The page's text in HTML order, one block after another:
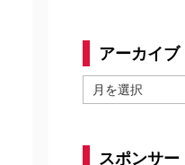
アーカイブ
ー
スポンサー